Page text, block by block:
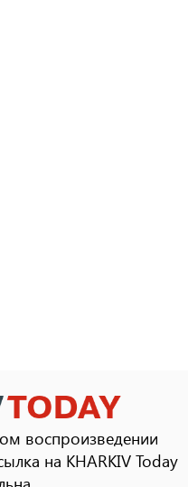
воспроизведении
на KHARKIV Today